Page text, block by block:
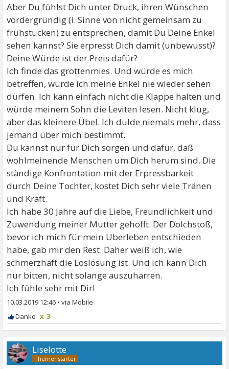
Aber Du fühlst Dich unter Druck, ihren Wünschen
vordergründig (i. Sinne von nicht gemeinsam zu
frühstücken) zu entsprechen, damit Du Deine Enkel
sehen kannst? Sie erpresst Dich damit (unbewusst)?
Deine Würde ist der Preis dafür?
Ich finde das grottenmies. Und würde es mich
betreffen, würde ich meine Enkel nie wieder sehen
dürfen. Ich kann einfach nicht die Klappe halten und
würde meinem Sohn die Leviten lesen. Nicht klug,
aber das kleinere Übel. Ich dulde niemals mehr, dass
jemand über mich bestimmt.
Du kannst nur für Dich sorgen und dafür, daß
wohlmeinende Menschen um Dich herum sind. Die
ständige Konfrontation mit der Erpressbarkeit
durch Deine Tochter, kostet Dich sehr viele Tränen
und Kraft.
Ich habe 30 Jahre auf die Liebe, Freundlichkeit und
Zuwendung meiner Mutter gehofft. Der Dolchstoß,
bevor ich mich für mein Überleben entschieden
habe, gab mir den Rest. Daher weiß ich, wie
schmerzhaft die Loslösung ist. Und ich kann Dich
nur bitten, nicht solange auszuharren.
Ich fühle sehr mit Dir!
10.03.2019 12:46 •
x 3
Liselotte